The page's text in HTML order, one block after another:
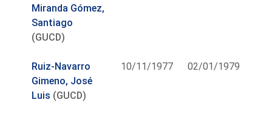
Miranda Gómez,
Santiago
(GUCD)
Ruiz-Navarro
Gimeno, José
Luis (GUCD)
10/11/1977 02/01/1979